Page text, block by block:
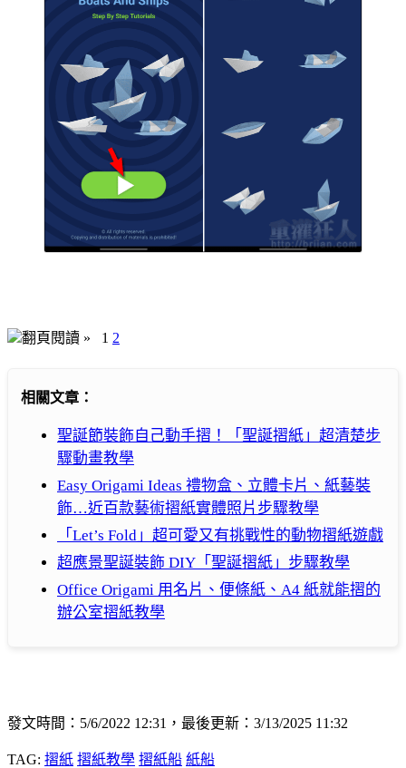
翻頁閱讀 » 1 2
相關文章：
聖誕節裝飾自己動手摺！「聖誕摺紙」超清楚步
驟動畫教學
Easy Origami Ideas 禮物盒、立體卡片、紙藝裝
飾…近百款藝術摺紙實體照片步驟教學
「Let’s Fold」超可愛又有挑戰性的動物摺紙遊戲
超應景聖誕裝飾 DIY「聖誕摺紙」步驟教學
Office Origami 用名片、便條紙、A4 紙就能摺的
辦公室摺紙教學
發文時間：5/6/2022 12:31，最後更新：3/13/2025 11:32
TAG: 摺紙 摺紙教學 摺紙船 紙船